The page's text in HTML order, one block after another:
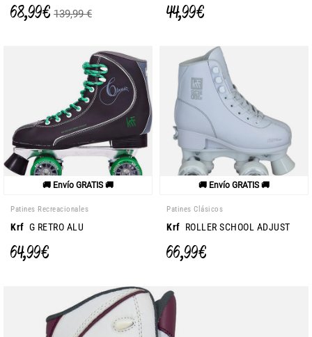
68,99 € 139,99 € 44,99 €
🚚 Envío GRATIS 🚚
Patines Recreacionales
Krf G RETRO ALU
64,99 €
🚚 Envío GRATIS 🚚
Patines Clásicos
Krf ROLLER SCHOOL ADJUST
66,99 €